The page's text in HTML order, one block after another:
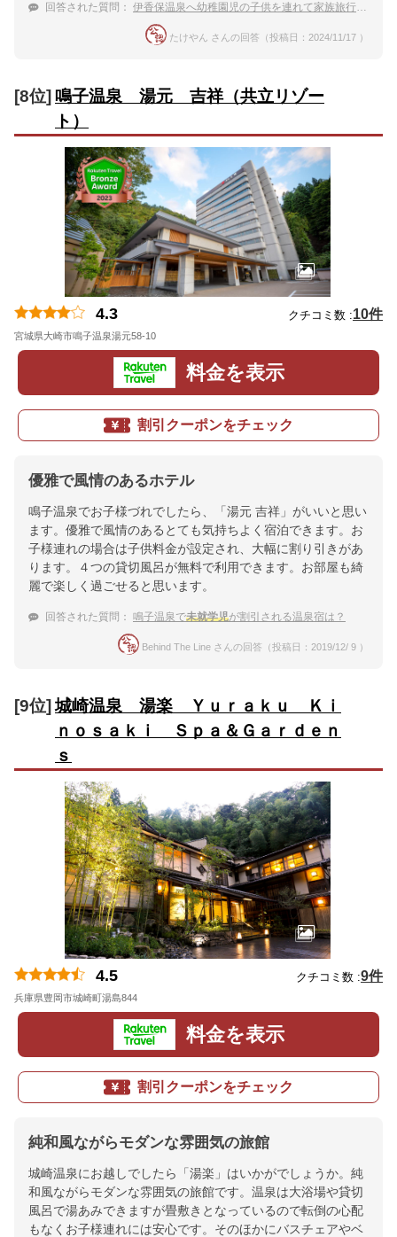
回答された質問： 伊香保温泉へ幼稚園児の子供を連れて家族旅行、家族風呂のある宿でおすすめはありますか？
たけやん さんの回答（投稿日：2024/11/17 ）
[8位] 鳴子温泉 湯元 吉祥（共立リゾー
ト）
4.3 クチコミ数 :10件
宮城県大崎市鳴子温泉湯元58-10
料金を表示
割引クーポンをチェック
優雅で風情のあるホテル
鳴子温泉でお子様づれでしたら、「湯元 吉祥」がいいと思い
ます。優雅で風情のあるとても気持ちよく宿泊できます。お
子様連れの場合は子供料金が設定され、大幅に割り引きがあ
ります。４つの貸切風呂が無料で利用できます。お部屋も綺
麗で楽しく過ごせると思います。
回答された質問： 鳴子温泉で未就学児が割引される温泉宿は？
Behind The Line さんの回答（投稿日：2019/12/ 9 ）
[9位]城崎温泉 湯楽 Ｙｕｒａｋｕ Ｋｉ
ｎｏｓａｋｉ Ｓｐａ＆Ｇａｒｄｅｎ
ｓ
4.5 クチコミ数 :9件
兵庫県豊岡市城崎町湯島844
料金を表示
割引クーポンをチェック
純和風ながらモダンな雰囲気の旅館
城崎温泉にお越しでしたら「湯楽」はいかがでしょうか。純
和風ながらモダンな雰囲気の旅館です。温泉は大浴場や貸切
風呂で湯あみできますが畳敷きとなっているので転倒の心配
もなくお子様連れには安心です。そのほかにバスチェアやベ